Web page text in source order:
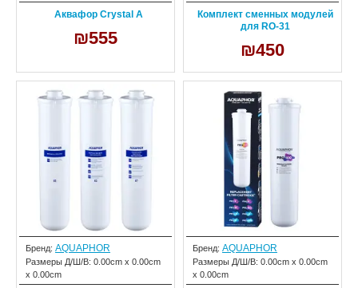
Аквафор Crystal A
₪555
Комплект сменных модулей
для RO-31
₪450
Бренд: AQUAPHOR
Размеры Д/Ш/В: 0.00cm x 0.00cm
x 0.00cm
Бренд: AQUAPHOR
Размеры Д/Ш/В: 0.00cm x 0.00cm
x 0.00cm